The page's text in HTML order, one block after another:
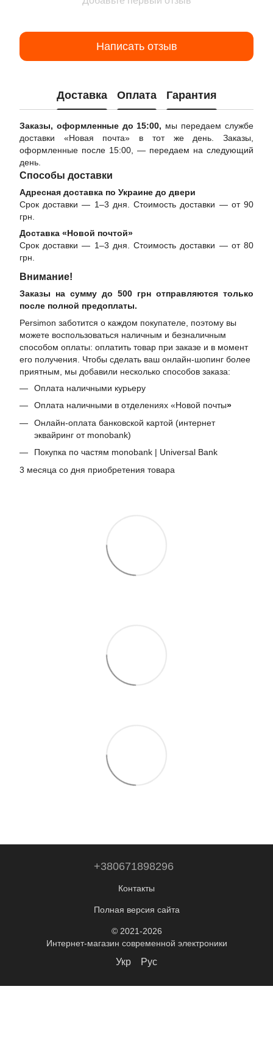
Написать отзыв
Доставка Оплата Гарантия
Заказы, оформленные до 15:00, мы передаем службе
доставки «Новая почта» в тот же день. Заказы,
оформленные после 15:00, — передаем на следующий
день.
Способы доставки
Адресная доставка по Украине до двери
Срок доставки — 1–3 дня. Стоимость доставки — от 90
грн.
Доставка «Новой почтой»
Срок доставки — 1–3 дня. Стоимость доставки — от 80
грн.
Внимание!
Заказы на сумму до 500 грн отправляются только
после полной предоплаты.
Persimon заботится о каждом покупателе, поэтому вы
можете воспользоваться наличным и безналичным
способом оплаты: оплатить товар при заказе и в момент
его получения. Чтобы сделать ваш онлайн-шопинг более
приятным, мы добавили несколько способов заказа:
Оплата наличными курьеру
Оплата наличными в отделениях «Новой почты»
Онлайн-оплата банковской картой (интернет
эквайринг от monobank)
Покупка по частям monobank | Universal Bank
3 месяца со дня приобретения товара
+380671898296
Контакты
Полная версия сайта
© 2021-2026
Интернет-магазин современной электроники
Укр Рус